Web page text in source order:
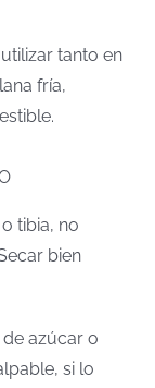
tanto en
fría,
tibia, no
bien
de azúcar o
si lo